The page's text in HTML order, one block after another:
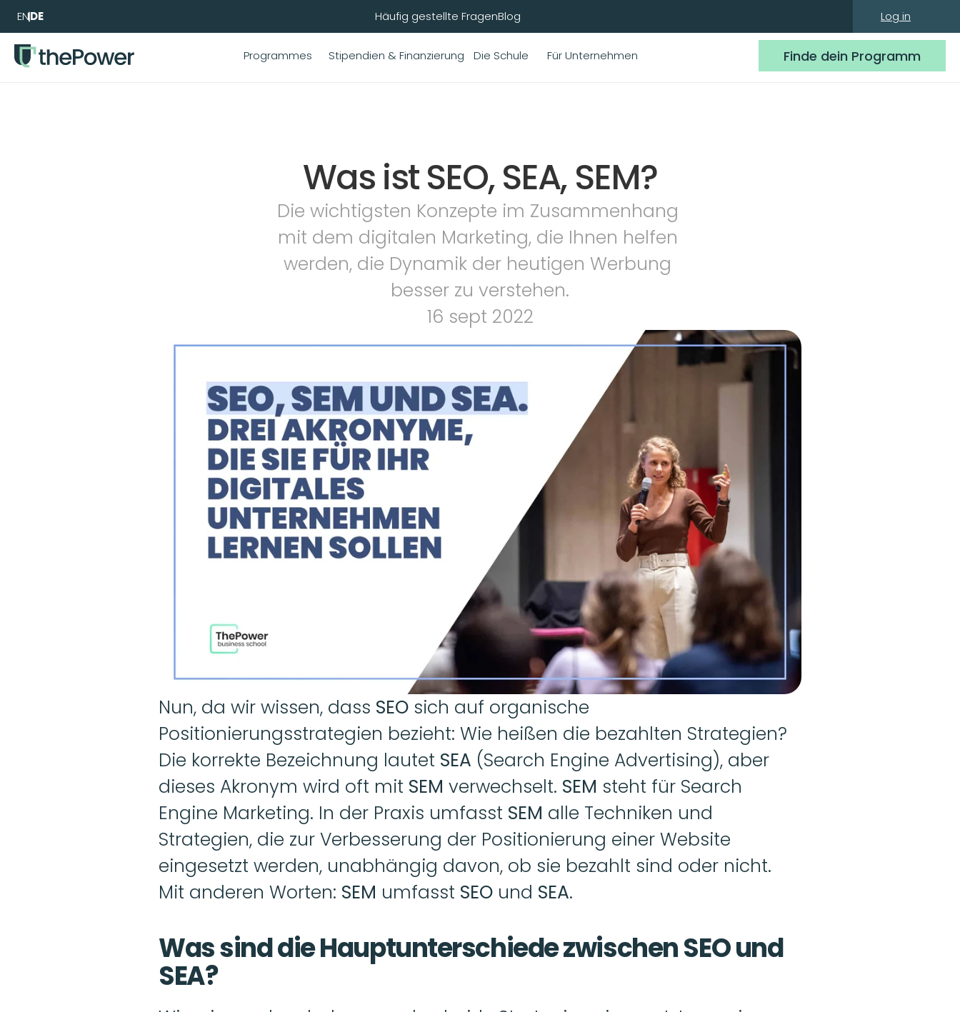
Was ist SEO, SEA, SEM?
Die wichtigsten Konzepte im Zusammenhang
mit dem digitalen Marketing, die Ihnen helfen
werden, die Dynamik der heutigen Werbung
besser zu verstehen.
16 sept 2022
Nun, da wir wissen, dass SEO sich auf organische
Positionierungsstrategien bezieht: Wie heißen die bezahlten Strategien?
Die korrekte Bezeichnung lautet SEA (Search Engine Advertising), aber
dieses Akronym wird oft mit SEM verwechselt. SEM steht für Search
Engine Marketing. In der Praxis umfasst SEM alle Techniken und
Strategien, die zur Verbesserung der Positionierung einer Website
eingesetzt werden, unabhängig davon, ob sie bezahlt sind oder nicht.
Mit anderen Worten: SEM umfasst SEO und SEA.
Was sind die Hauptunterschiede zwischen SEO und
SEA?
ENDE Häufig gestellte FragenBlog Log in
Programmes Stipendien & Finanzierung Die Schule Für Unternehmen Finde dein Programm